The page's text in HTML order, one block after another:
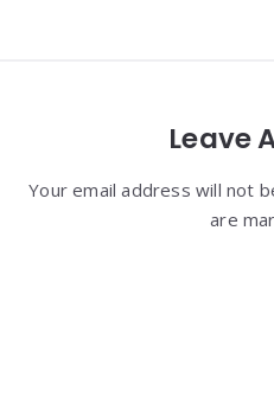
Leave
Your email address will not
are